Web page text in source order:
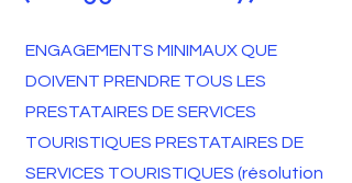
ENGAGEMENTS MINIMAUX QUE
DOIVENT PRENDRE TOUS LES
PRESTATAIRES DE SERVICES
TOURISTIQUES PRESTATAIRES DE
SERVICES TOURISTIQUES (résolution